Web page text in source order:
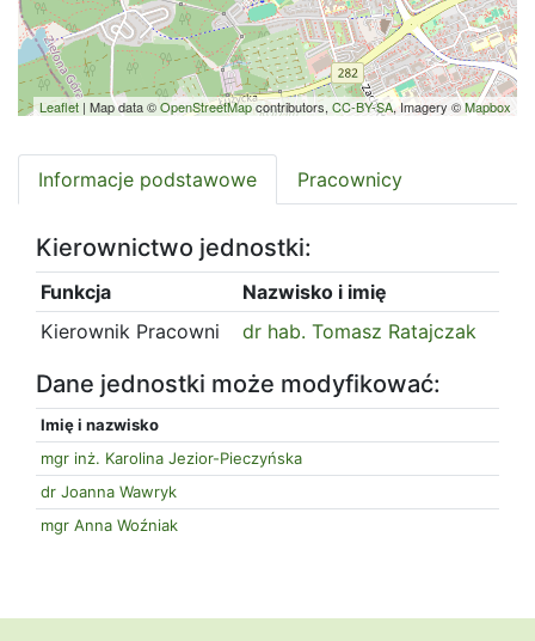
Leaflet | Map data ©OpenStreetMapcontributors, CC-BY-SA, Imagery ©Mapbox
Informacje podstawowe Pracownicy
Kierownictwo jednostki:
Funkcja
Nazwisko i imię
Kierownik Pracowni
dr hab. Tomasz Ratajczak
Dane jednostki może modyfikować:
Imię i nazwisko
mgr inż. Karolina Jezior-Pieczyńska
dr Joanna Wawryk
mgr Anna Woźniak